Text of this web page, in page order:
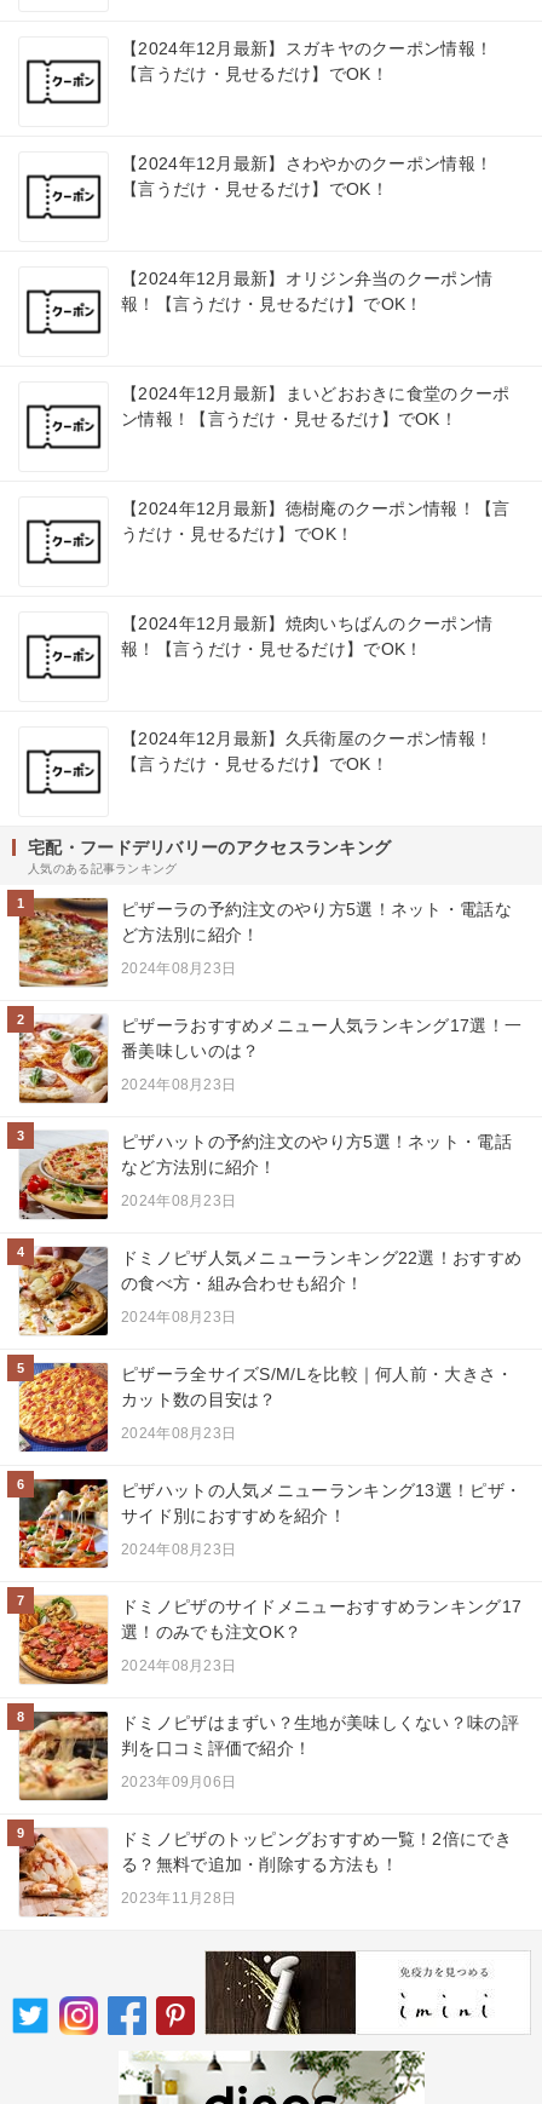
【2024年12月最新】スガキヤのクーポン情報！
【言うだけ・見せるだけ】でOK！
【2024年12月最新】さわやかのクーポン情報！
【言うだけ・見せるだけ】でOK！
【2024年12月最新】オリジン弁当のクーポン情
報！【言うだけ・見せるだけ】でOK！
【2024年12月最新】まいどおおきに食堂のクーポ
ン情報！【言うだけ・見せるだけ】でOK！
【2024年12月最新】徳樹庵のクーポン情報！【言
うだけ・見せるだけ】でOK！
【2024年12月最新】焼肉いちばんのクーポン情
報！【言うだけ・見せるだけ】でOK！
【2024年12月最新】久兵衛屋のクーポン情報！
【言うだけ・見せるだけ】でOK！
宅配・フードデリバリーのアクセスランキング
人気のある記事ランキング
1
ピザーラの予約注文のやり方5選！ネット・電話な
ど方法別に紹介！
2024年08月23日
2
ピザーラおすすめメニュー人気ランキング17選！一
番美味しいのは？
2024年08月23日
3
ピザハットの予約注文のやり方5選！ネット・電話
など方法別に紹介！
2024年08月23日
4
ドミノピザ人気メニューランキング22選！おすすめ
の食べ方・組み合わせも紹介！
2024年08月23日
5
ピザーラ全サイズS/M/Lを比較｜何人前・大きさ・
カット数の目安は？
2024年08月23日
6
ピザハットの人気メニューランキング13選！ピザ・
サイド別におすすめを紹介！
2024年08月23日
7
ドミノピザのサイドメニューおすすめランキング17
選！のみでも注文OK？
2024年08月23日
8
ドミノピザはまずい？生地が美味しくない？味の評
判を口コミ評価で紹介！
2023年09月06日
9
ドミノピザのトッピングおすすめ一覧！2倍にでき
る？無料で追加・削除する方法も！
2023年11月28日